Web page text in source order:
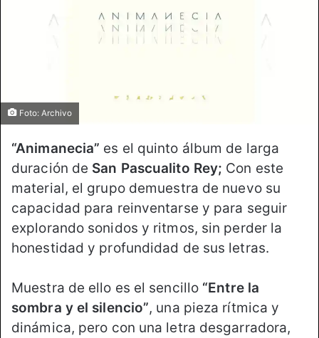
Foto: Archivo
“Animanecia” es el quinto álbum de larga
duración de San Pascualito Rey; Con este
material, el grupo demuestra de nuevo su
capacidad para reinventarse y para seguir
explorando sonidos y ritmos, sin perder la
honestidad y profundidad de sus letras.
Muestra de ello es el sencillo “Entre la
sombra y el silencio”, una pieza rítmica y
dinámica, pero con una letra desgarradora,